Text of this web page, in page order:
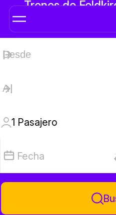
Trenes de
1 Pasajero
Fecha